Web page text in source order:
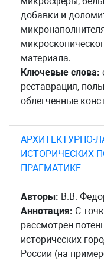
добавки и
материала.
Ключевые слова:
реставрация,
облегченные
АРХИТЕКТУРНО-
ИСТОРИЧЕСКИХ
ПРАГМАТИКЕ
Авторы: В.В.
Аннотация: С
рассмотрен
исторических
России (на